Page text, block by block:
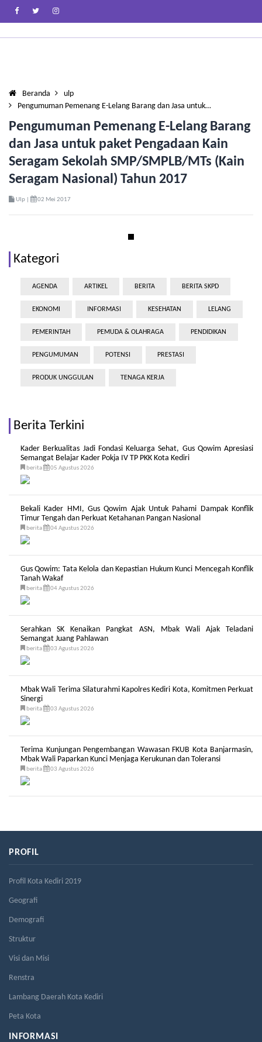
Beranda
ulp
Pengumuman Pemenang E-Lelang Barang dan Jasa untuk…
Pengumuman Pemenang E-Lelang Barang
dan Jasa untuk paket Pengadaan Kain
Seragam Sekolah SMP/SMPLB/MTs (Kain
Seragam Nasional) Tahun 2017
Ulp | 02 Mei 2017
Kategori
AGENDA ARTIKEL BERITA BERITA SKPD
EKONOMI INFORMASI KESEHATAN LELANG
PEMERINTAH PEMUDA & OLAHRAGA PENDIDIKAN
PENGUMUMAN POTENSI PRESTASI
PRODUK UNGGULAN TENAGA KERJA
Berita Terkini
Kader Berkualitas Jadi Fondasi Keluarga Sehat, Gus Qowim Apresiasi
Semangat Belajar Kader Pokja IV TP PKK Kota Kediri
berita 05 Agustus 2026
Bekali Kader HMI, Gus Qowim Ajak Untuk Pahami Dampak Konflik
Timur Tengah dan Perkuat Ketahanan Pangan Nasional
berita 04 Agustus 2026
Gus Qowim: Tata Kelola dan Kepastian Hukum Kunci Mencegah Konflik
Tanah Wakaf
berita 04 Agustus 2026
Serahkan SK Kenaikan Pangkat ASN, Mbak Wali Ajak Teladani
Semangat Juang Pahlawan
berita 03 Agustus 2026
Mbak Wali Terima Silaturahmi Kapolres Kediri Kota, Komitmen Perkuat
Sinergi
berita 03 Agustus 2026
Terima Kunjungan Pengembangan Wawasan FKUB Kota Banjarmasin,
Mbak Wali Paparkan Kunci Menjaga Kerukunan dan Toleransi
berita 03 Agustus 2026
PROFIL
Profil Kota Kediri 2019
Geografi
Demografi
Struktur
Visi dan Misi
Renstra
Lambang Daerah Kota Kediri
Peta Kota
INFORMASI